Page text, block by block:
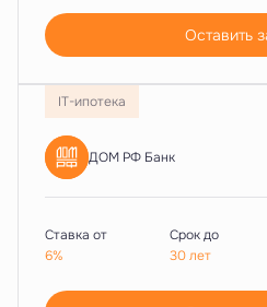
Оставить
IT-ипотека
ДОМ РФ Банк
Ставка от
6%
Срок до
30 лет